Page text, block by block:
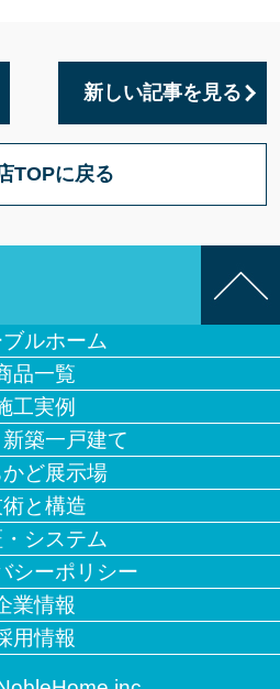
新しい記事を見る
TOPに戻る
ブルホーム
品一覧
工実例
築一戸建て
かど展示場
と構造
システム
シーポリシー
業情報
用情報